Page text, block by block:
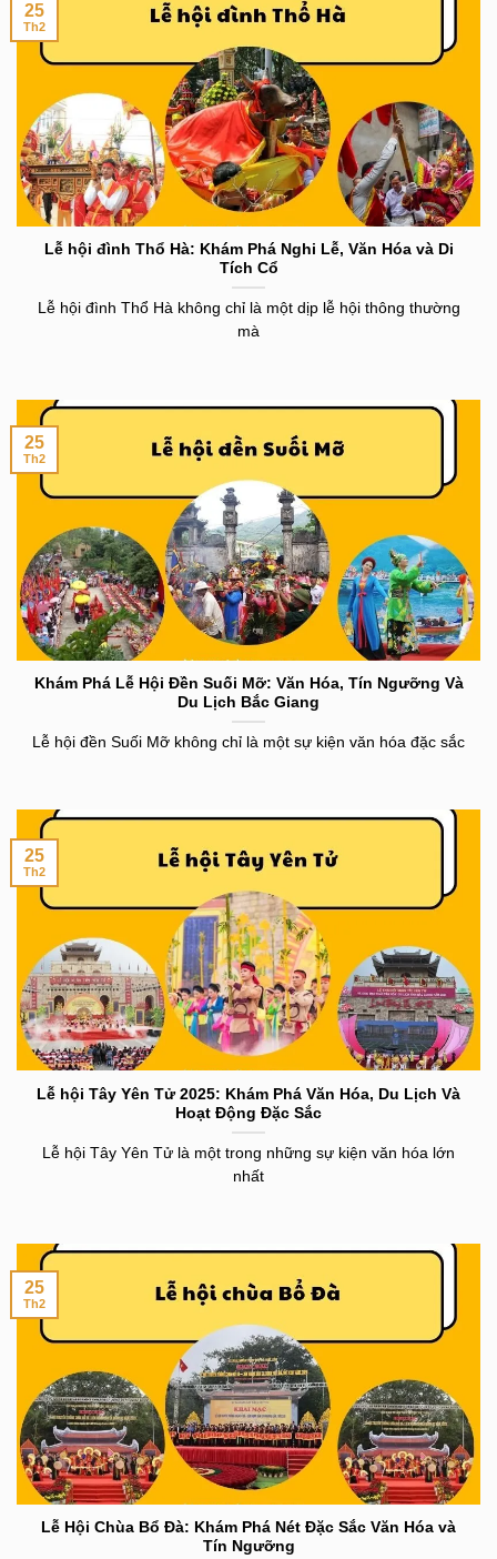
Lễ hội đình Thổ Hà: Khám Phá Nghi Lễ, Văn Hóa và Di
Tích Cổ
Lễ hội đình Thổ Hà không chỉ là một dịp lễ hội thông thường
mà
25
Th2
Khám Phá Lễ Hội Đền Suối Mỡ: Văn Hóa, Tín Ngưỡng Và
Du Lịch Bắc Giang
Lễ hội đền Suối Mỡ không chỉ là một sự kiện văn hóa đặc sắc
25
Th2
Lễ hội Tây Yên Tử 2025: Khám Phá Văn Hóa, Du Lịch Và
Hoạt Động Đặc Sắc
Lễ hội Tây Yên Tử là một trong những sự kiện văn hóa lớn
nhất
25
Th2
Lễ Hội Chùa Bổ Đà: Khám Phá Nét Đặc Sắc Văn Hóa và
Tín Ngưỡng
25
Th2